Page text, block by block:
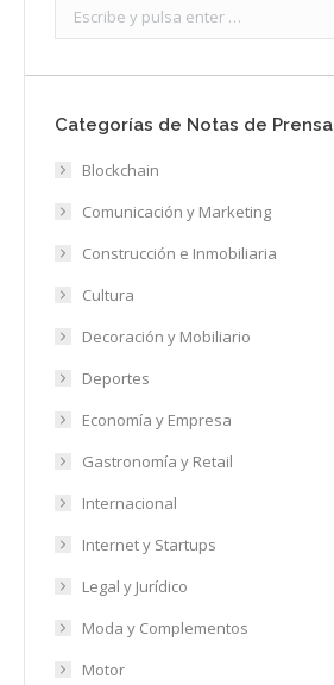
Categorías de Notas de Prensa
Blockchain
Comunicación y Marketing
Construcción e Inmobiliaria
Cultura
Decoración y Mobiliario
Deportes
Economía y Empresa
Gastronomía y Retail
Internacional
Internet y Startups
Legal y Jurídico
Moda y Complementos
Motor